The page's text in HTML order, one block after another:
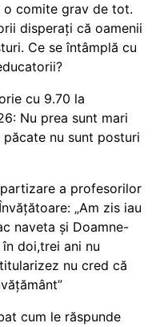
o comite grav de tot.
disperați că oamenii
Ce se întâmplă cu
cu 9.70 la
Nu prea sunt mari
nu sunt posturi
a profesorilor
„Am zis iau
naveta și Doamne-
doi,trei ani nu
nu cred că
cum le răspunde